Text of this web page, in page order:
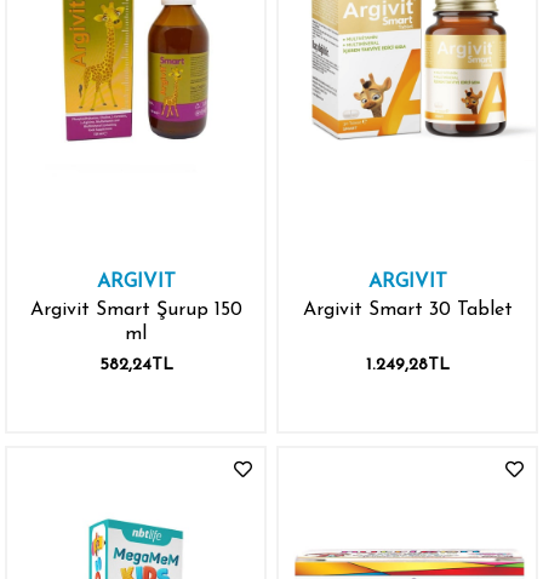
ARGIVIT
Argivit Smart Şurup 150
ml
582,24TL
ARGIVIT
Argivit Smart 30 Tablet
1.249,28TL